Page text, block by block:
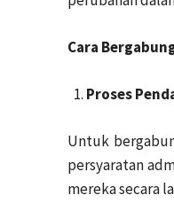
Cara
Proses
Untuk
persyaratan
mereka secara